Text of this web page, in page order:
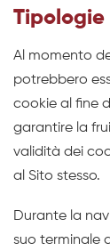
Tipologie
Al momento
potrebbero
cookie al fine
garantire la
validità dei
al Sito stesso.
Durante la
suo terminale